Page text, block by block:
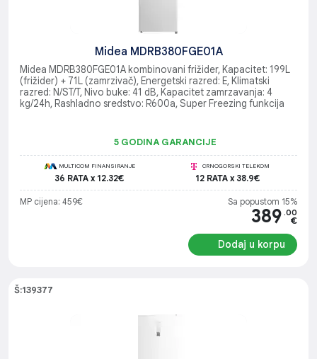
Midea MDRB380FGE01A
Midea MDRB380FGE01A kombinovani frižider, Kapacitet: 199L
(frižider) + 71L (zamrzivač), Energetski razred: E, Klimatski
razred: N/ST/T, Nivo buke: 41 dB, Kapacitet zamrzavanja: 4
kg/24h, Rashladno sredstvo: R600a, Super Freezing funkcija
5 GODINA GARANCIJE
MULTICOM FINANSIRANJE
36 RATA x 12.32€
CRNOGORSKI TELEKOM
12 RATA x 38.9€
MP cijena: 459€ Sa popustom 15%
389 .00
€
Dodaj u korpu
Š:139377